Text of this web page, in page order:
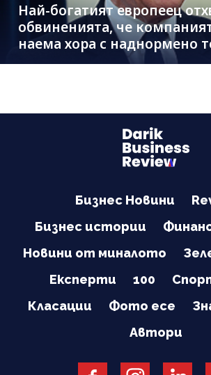
Най-богатият европеец
обвиненията, че
наема хора с наднормено
Бизнес Новини
Бизнес истории
Новини от миналото
Експерти
100
Класации
Фото есе
Автори